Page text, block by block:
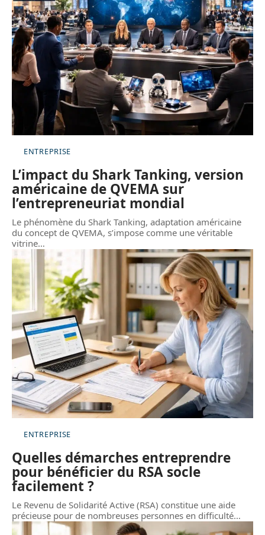
ENTREPRISE
L’impact du Shark Tanking, version
américaine de QVEMA sur
l’entrepreneuriat mondial
Le phénomène du Shark Tanking, adaptation américaine
du concept de QVEMA, s’impose comme une véritable
vitrine…
ENTREPRISE
Quelles démarches entreprendre
pour bénéficier du RSA socle
facilement ?
Le Revenu de Solidarité Active (RSA) constitue une aide
précieuse pour de nombreuses personnes en difficulté…